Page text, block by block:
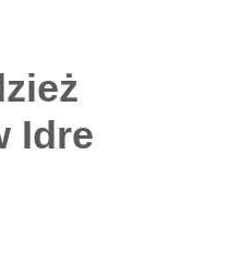
Idre